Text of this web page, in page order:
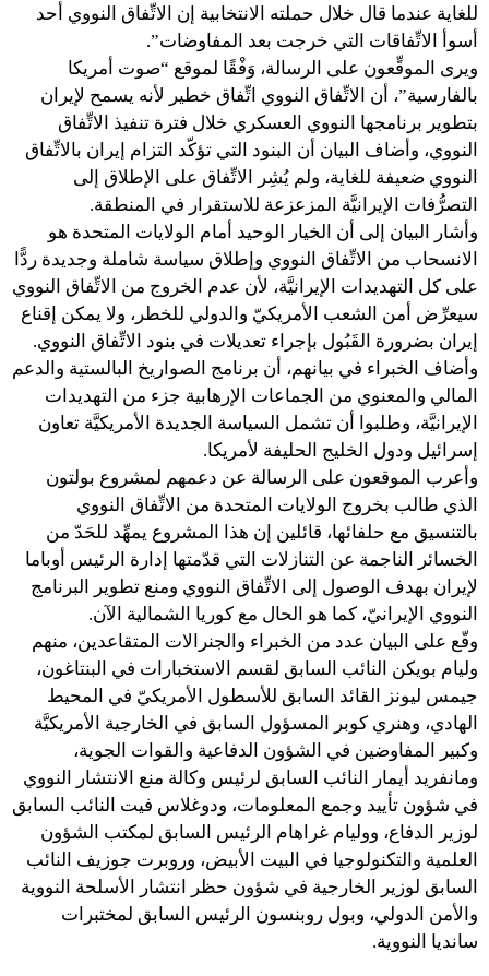
للغاية عندما قال خلال حملته الانتخابية إن الاتِّفاق النووي أحد
أسوأ الاتِّفاقات التي خرجت بعد المفاوضات”.
ويرى الموقِّعون على الرسالة، وَفْقًا لموقع “صوت أمريكا
بالفارسية”، أن الاتِّفاق النووي اتِّفاق خطير لأنه يسمح لإيران
بتطوير برنامجها النووي العسكري خلال فترة تنفيذ الاتِّفاق
النووي، وأضاف البيان أن البنود التي تؤكّد التزام إيران بالاتِّفاق
النووي ضعيفة للغاية، ولم يُشِر الاتِّفاق على الإطلاق إلى
التصرُّفات الإيرانيَّة المزعزعة للاستقرار في المنطقة.
وأشار البيان إلى أن الخيار الوحيد أمام الولايات المتحدة هو
الانسحاب من الاتِّفاق النووي وإطلاق سياسة شاملة وجديدة ردًّا
على كل التهديدات الإيرانيَّة، لأن عدم الخروج من الاتِّفاق النووي
سيعرِّض أمن الشعب الأمريكيّ والدولي للخطر، ولا يمكن إقناع
إيران بضرورة القَبُول بإجراء تعديلات في بنود الاتِّفاق النووي.
وأضاف الخبراء في بيانهم، أن برنامج الصواريخ البالستية والدعم
المالي والمعنوي من الجماعات الإرهابية جزء من التهديدات
الإيرانيَّة، وطلبوا أن تشمل السياسة الجديدة الأمريكيَّة تعاون
إسرائيل ودول الخليج الحليفة لأمريكا.
وأعرب الموقعون على الرسالة عن دعمهم لمشروع بولتون
الذي طالب بخروج الولايات المتحدة من الاتِّفاق النووي
بالتنسيق مع حلفائها، قائلين إن هذا المشروع يمهِّد للحَدّ من
الخسائر الناجمة عن التنازلات التي قدّمتها إدارة الرئيس أوباما
لإيران بهدف الوصول إلى الاتِّفاق النووي ومنع تطوير البرنامج
النووي الإيرانيّ، كما هو الحال مع كوريا الشمالية الآن.
وقّع على البيان عدد من الخبراء والجنرالات المتقاعدين، منهم
وليام بويكن النائب السابق لقسم الاستخبارات في البنتاغون،
جيمس ليونز القائد السابق للأسطول الأمريكيّ في المحيط
الهادي، وهنري كوبر المسؤول السابق في الخارجية الأمريكيَّة
وكبير المفاوضين في الشؤون الدفاعية والقوات الجوية،
ومانفريد أيمار النائب السابق لرئيس وكالة منع الانتشار النووي
في شؤون تأييد وجمع المعلومات، ودوغلاس فيت النائب السابق
لوزير الدفاع، ووليام غراهام الرئيس السابق لمكتب الشؤون
العلمية والتكنولوجيا في البيت الأبيض، وروبرت جوزيف النائب
السابق لوزير الخارجية في شؤون حظر انتشار الأسلحة النووية
والأمن الدولي، وبول روبنسون الرئيس السابق لمختبرات
سانديا النووية.